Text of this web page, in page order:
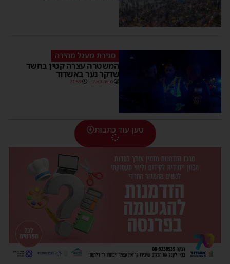
סגירת מעגל מהירה
המשטרה עצרה קטין בחשד
שדקר נער באשדוד
משה קאהן 21:59
טען עוד כתבות